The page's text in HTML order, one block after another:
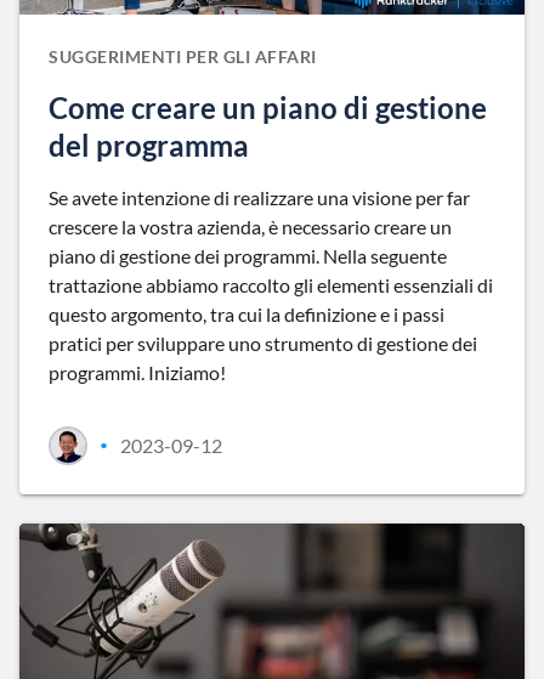
SUGGERIMENTI PER GLI AFFARI
Come creare un piano di gestione
del programma
Se avete intenzione di realizzare una visione per far
crescere la vostra azienda, è necessario creare un
piano di gestione dei programmi. Nella seguente
trattazione abbiamo raccolto gli elementi essenziali di
questo argomento, tra cui la definizione e i passi
pratici per sviluppare uno strumento di gestione dei
programmi. Iniziamo!
• 2023-09-12